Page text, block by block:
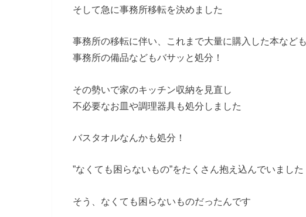
そして急に事務所移転を決めました
事務所の移転に伴い、これまで大量に購入した本など
事務所の備品などもバサッと処分！
その勢いで家のキッチン収納を見直し
不必要なお皿や調理器具も処分しました
バスタオルなんかも処分！
”なくても困らないもの”をたくさん抱え込んでいました
そう、なくても困らないものだったんです